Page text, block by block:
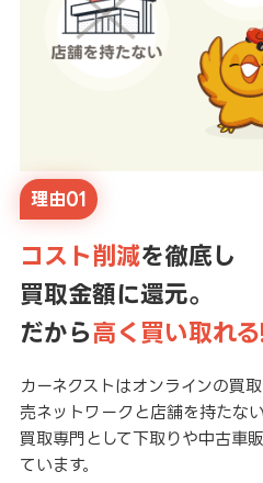
理由01
コスト削減を徹底し
買取金額に還元。
だから高く買い取れ
カーネクストはオンラインの買
売ネットワークと店舗を持たな
買取専門として下取りや中古車
ています。